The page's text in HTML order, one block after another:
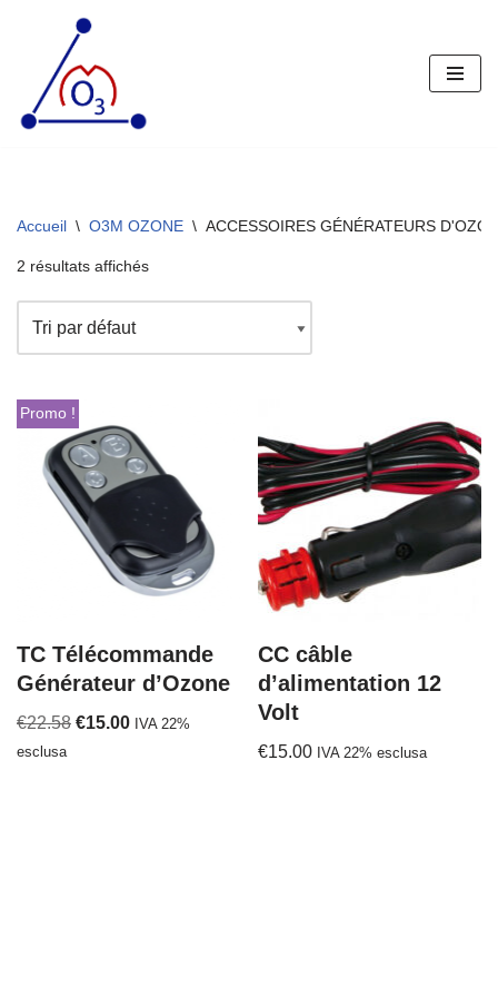
contenu
Accueil \ O3M OZONE \ ACCESSOIRES GÉNÉRATEURS
2 résultats affichés
Promo !
TC Télécommande
Générateur d’Ozone
€22.58 €15.00 IVA 22%
esclusa
CC câble
d’alimentation 12
Volt
€15.00 IVA 22% esclusa